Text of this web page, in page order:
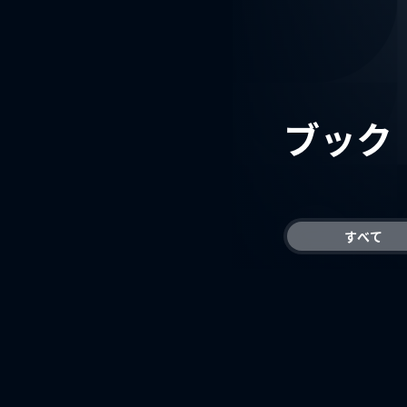
ブック
すべて